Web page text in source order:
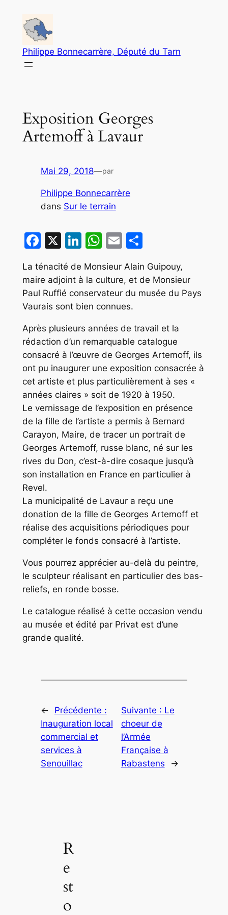
contenu
Philippe Bonnecarrère, Député du Tarn
Exposition Georges
Artemoff à Lavaur
Mai 29, 2018—par
Philippe Bonnecarrère
dans Sur le terrain
Facebook
X LinkedIn
WhatsApp
EmailPartager
La ténacité de Monsieur Alain Guipouy,
maire adjoint à la culture, et de Monsieur
Paul Ruffié conservateur du musée du Pays
Vaurais sont bien connues.
Après plusieurs années de travail et la
rédaction d’un remarquable catalogue
consacré à l’œuvre de Georges Artemoff, ils
ont pu inaugurer une exposition consacrée à
cet artiste et plus particulièrement à ses «
années claires » soit de 1920 à 1950.
Le vernissage de l’exposition en présence
de la fille de l’artiste a permis à Bernard
Carayon, Maire, de tracer un portrait de
Georges Artemoff, russe blanc, né sur les
rives du Don, c’est-à-dire cosaque jusqu’à
son installation en France en particulier à
Revel.
La municipalité de Lavaur a reçu une
donation de la fille de Georges Artemoff et
réalise des acquisitions périodiques pour
compléter le fonds consacré à l’artiste.
Vous pourrez apprécier au-delà du peintre,
le sculpteur réalisant en particulier des bas-
reliefs, en ronde bosse.
Le catalogue réalisé à cette occasion vendu
au musée et édité par Privat est d’une
grande qualité.
←
Précédente :
Inauguration local
commercial et
services à
Senouillac
Suivante : Le
choeur de
l’Armée
Française à
Rabastens
→
R
e
st
o